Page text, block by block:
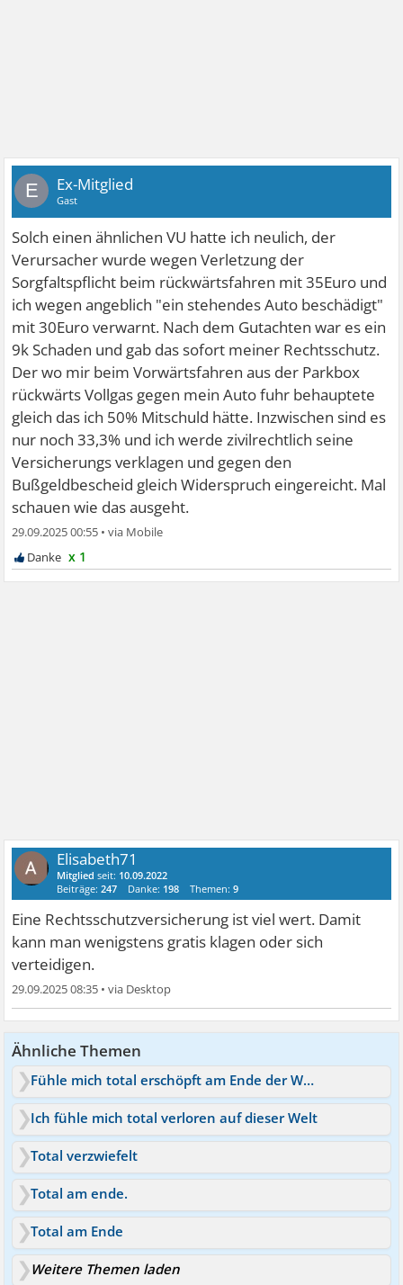
E Ex-Mitglied
Gast
Solch einen ähnlichen VU hatte ich neulich, der
Verursacher wurde wegen Verletzung der
Sorgfaltspflicht beim rückwärtsfahren mit 35Euro und
ich wegen angeblich "ein stehendes Auto beschädigt"
mit 30Euro verwarnt. Nach dem Gutachten war es ein
9k Schaden und gab das sofort meiner Rechtsschutz.
Der wo mir beim Vorwärtsfahren aus der Parkbox
rückwärts Vollgas gegen mein Auto fuhr behauptete
gleich das ich 50% Mitschuld hätte. Inzwischen sind es
nur noch 33,3% und ich werde zivilrechtlich seine
Versicherungs verklagen und gegen den
Bußgeldbescheid gleich Widerspruch eingereicht. Mal
schauen wie das ausgeht.
29.09.2025 00:55 •
x 1
Elisabeth71
Mitglied seit: 10.09.2022
Beiträge:247 Danke: 198 Themen:9
Eine Rechtsschutzversicherung ist viel wert. Damit
kann man wenigstens gratis klagen oder sich
verteidigen.
29.09.2025 08:35 •
Ähnliche Themen
Fühle mich total erschöpft am Ende der Woche
Ich fühle mich total verloren auf dieser Welt
Total verzwiefelt
Total am ende.
Total am Ende
Weitere Themen laden